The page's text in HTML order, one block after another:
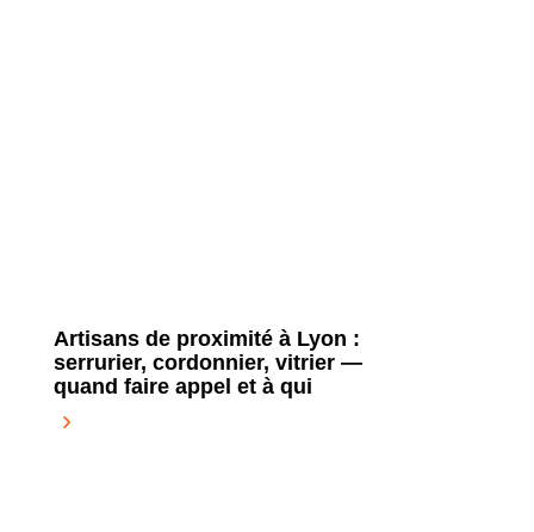
Artisans de proximité à Lyon :
serrurier, cordonnier, vitrier —
quand faire appel et à qui